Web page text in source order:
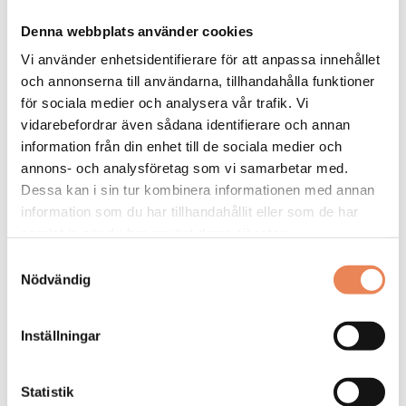
Denna webbplats använder cookies
Vi använder enhetsidentifierare för att anpassa innehållet
och annonserna till användarna, tillhandahålla funktioner
för sociala medier och analysera vår trafik. Vi
vidarebefordrar även sådana identifierare och annan
information från din enhet till de sociala medier och
annons- och analysföretag som vi samarbetar med.
Dessa kan i sin tur kombinera informationen med annan
information som du har tillhandahållit eller som de har
Nödvändig
Inställningar
Statistik
Arbetsgivare: Smådalarö Gård Hotell & Spa
Placeringsort: Dalarö
Sista ansökningsdag: 2026-08-30
LÄS MER
DAGAR KVAR:
20